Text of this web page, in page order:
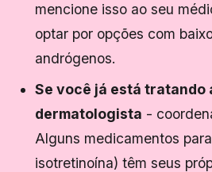
mencione isso ao seu
optar por opções com
andrógenos.
Se você já está tratando
dermatologista -
Alguns medicamentos
isotretinoína) têm seus